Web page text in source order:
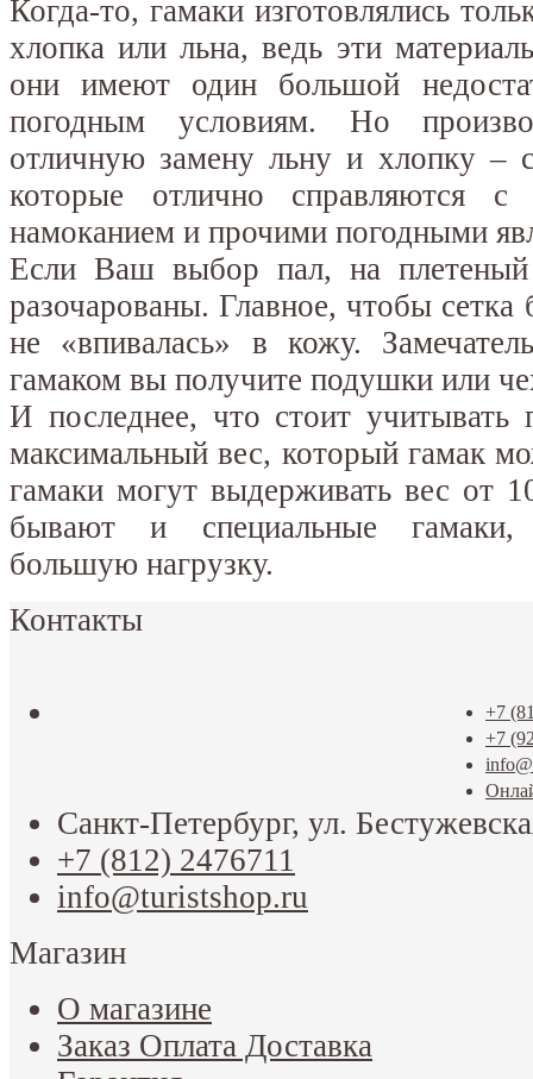
Когда-то, гамаки изготовлялись
хлопка или льна, ведь эти
они имеют один большой
погодным условиям. Но
отличную замену льну и хлопку –
которые отлично справляются с
намоканием и прочими погодными
Если Ваш выбор пал, на
разочарованы. Главное, чтобы
не «впивалась» в кожу.
гамаком вы получите подушки или
И последнее, что стоит
максимальный вес, который гамак
гамаки могут выдерживать вес от
бывают и специальные
большую нагрузку.
Контакты
+7
+7
Санкт-Петербург, ул.
+7 (812) 2476711
info@turistshop.ru
Магазин
О магазине
Заказ Оплата Доставка